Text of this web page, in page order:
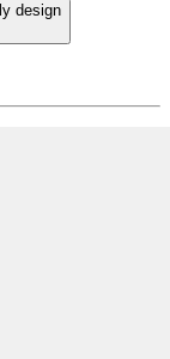
design